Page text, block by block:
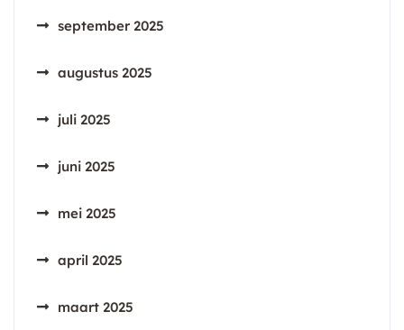
september 2025
augustus 2025
juli 2025
juni 2025
mei 2025
april 2025
maart 2025